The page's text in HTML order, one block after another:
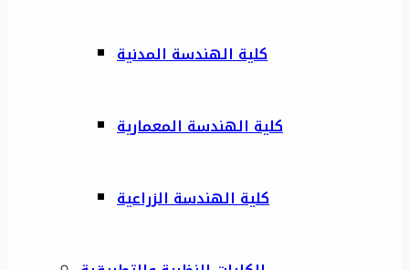
كلية الهندسة المدنية
كلية الهندسة المعمارية
كلية الهندسة الزراعية